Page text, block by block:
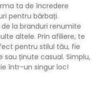
ta de încredere
pentru bărbați.
la branduri renumite
altele. Prin afiliere, te
pentru stilul tău, fie
ținute casual. Simplu,
într-un singur loc!